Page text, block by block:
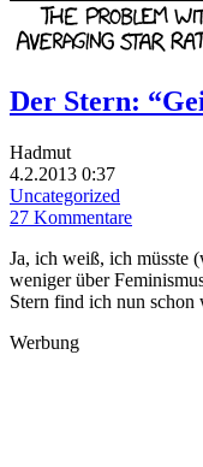
Der Stern:
Hadmut
4.2.2013 0:37
Uncategorized
27 Kommentare
Ja, ich weiß, ich müsste
weniger über
Stern find ich nun schon
Werbung